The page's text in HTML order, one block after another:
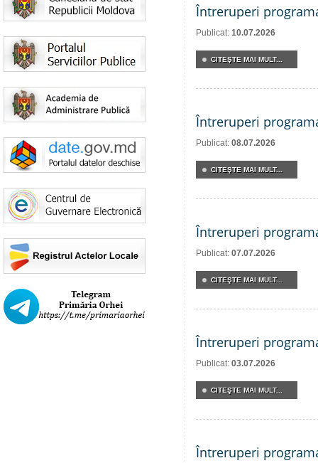
Întreruperi
Publicat: 10.07.2026
CITEŞTE MAI MULT...
Întreruperi
Publicat: 08.07.2026
CITEŞTE MAI MULT...
Întreruperi
Publicat: 07.07.2026
CITEŞTE MAI MULT...
Întreruperi
Publicat: 03.07.2026
CITEŞTE MAI MULT...
Întreruperi